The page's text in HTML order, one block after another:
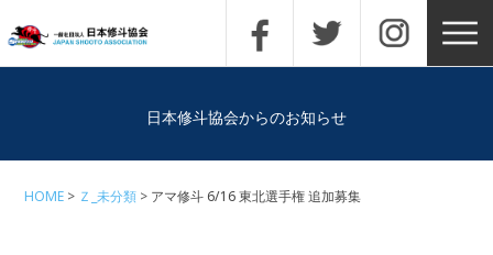
日本修斗協会からのお知らせ
HOME Ｚ_未分類 アマ修斗 6/16 東北選手権 追加募集